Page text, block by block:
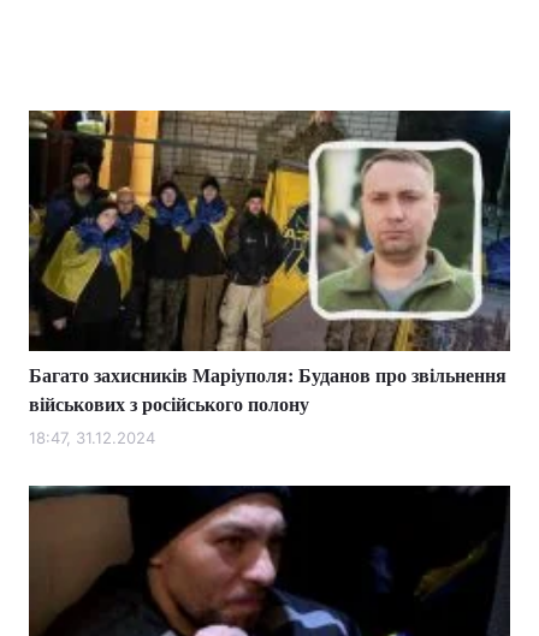
Багато захисників Маріуполя: Буданов про звільнення
військових з російського полону
18:47, 31.12.2024